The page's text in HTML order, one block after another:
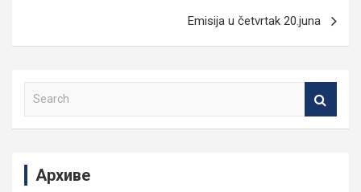
Emisija u četvrtak 20.juna
Архиве